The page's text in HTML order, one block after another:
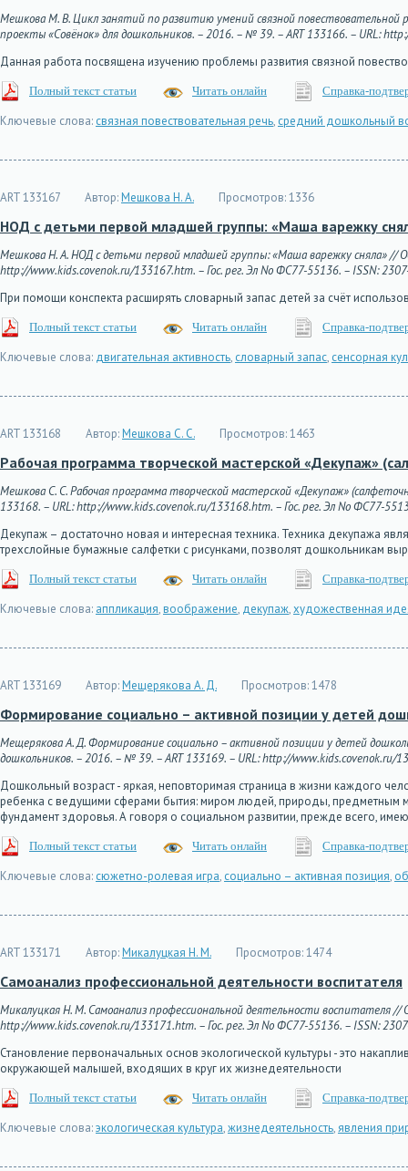
Мешкова М. В. Цикл занятий по развитию умений связной
проекты «Совёнок» для дошкольников. – 2016. – № 39. – ART 133166. – URL:
Данная работа посвящена изучению проблемы развития связной
Полный текст статьи Читать онлайн Справка-
Ключевые слова: связная повествовательная речь, средний дошкольный
ART 133167 Автор:Мешкова Н. А. Просмотров:1336
НОД с детьми первой младшей группы: «Маша варежку
Мешкова Н. А. НОД с детьми первой младшей группы: «Маша варежку сняла» //
http://www.kids.covenok.ru/133167.htm. – Гос. рег. Эл No ФС77-55136. – ISSN:
При помощи конспекта расширять словарный запас детей за счёт
Полный текст статьи Читать онлайн Справка-
Ключевые слова: двигательная активность, словарный запас, сенсорная
ART 133168 Автор:Мешкова С. С. Просмотров:1463
Рабочая программа творческой мастерской «Декупаж»
Мешкова С. С. Рабочая программа творческой мастерской «Декупаж»
133168. – URL: http://www.kids.covenok.ru/133168.htm. – Гос. рег. Эл No ФС77-
Декупаж – достаточно новая и интересная техника. Техника декупажа
трехслойные бумажные салфетки с рисунками, позволят дошкольникам
Полный текст статьи Читать онлайн Справка-
Ключевые слова: аппликация,воображение, декупаж,художественная
ART 133169 Автор:Мещерякова А. Д. Просмотров:1478
Формирование социально – активной позиции у детей
Мещерякова А. Д. Формирование социально – активной позиции у детей
дошкольников. – 2016. – № 39. – ART 133169. – URL: http://www.kids.covenok.ru/
Дошкольный возраст - яркая, неповторимая страница в жизни каждого
ребенка с ведущими сферами бытия: миром людей, природы, предметным
фундамент здоровья. А говоря о социальном развитии, прежде всего,
Полный текст статьи Читать онлайн Справка-
Ключевые слова: сюжетно-ролевая игра, социально – активная позиция,
ART 133171 Автор:Микалуцкая Н. М. Просмотров:1474
Самоанализ профессиональной деятельности воспитателя
Микалуцкая Н. М. Самоанализ профессиональной деятельности воспитателя
http://www.kids.covenok.ru/133171.htm. – Гос. рег. Эл No ФС77-55136. – ISSN:
Становление первоначальных основ экологической культуры - это
окружающей малышей, входящих в круг их жизнедеятельности
Полный текст статьи Читать онлайн Справка-
Ключевые слова:экологическая культура,жизнедеятельность,явления